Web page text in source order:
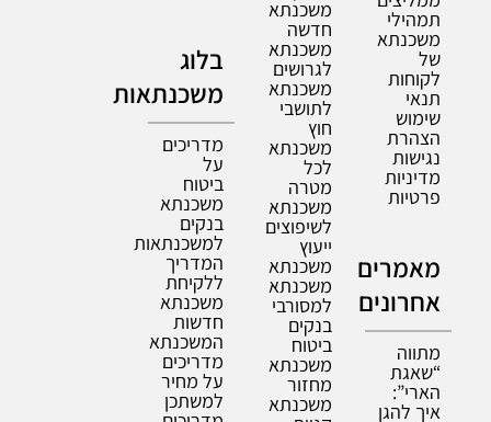
תמהילי
משכנתא
של
לקוחות
תנאי
שימוש
הצהרת
נגישות
מדיניות
פרטיות
מאמרים
אחרונים
מתווה
“שאגת
הארי”:
איך להגן
משכנתא
חדשה
משכנתא
לגרושים
משכנתא
לתושבי
חוץ
משכנתא
לכל
מטרה
משכנתא
לשיפוצים
ייעוץ
משכנתא
משכנתא
למסורבי
בנקים
ביטוח
משכנתא
מחזור
משכנתא
בלוג
משכנתאות
מדריכים
על
ביטוח
משכנתא
בנקים
למשכנתאות
המדריך
ללקיחת
משכנתא
חדשות
המשכנתא
מדריכים
על מחיר
למשתכן